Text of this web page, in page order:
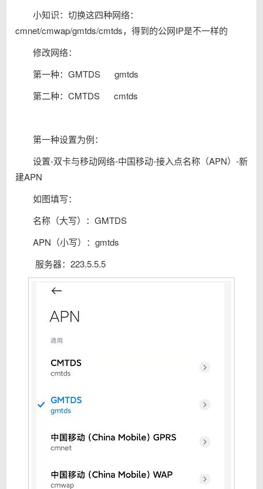
小知识：切换这四种网络：
cmnet/cmwap/gmtds/cmtds，得到的公网IP是不一样的
修改网络：
第一种：GMTDS gmtds
第二种：CMTDS cmtds
第一种设置为例：
设置-双卡与移动网络-中国移动-接入点名称（APN）-新
建APN
如图填写：
名称（大写）：GMTDS
APN（小写）：gmtds
服务器：223.5.5.5